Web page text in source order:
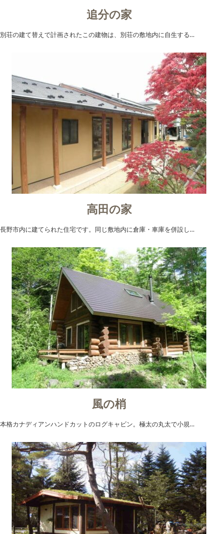
追分の家
別荘の建て替えで計画されたこの建物は、別荘の敷地内に自生する…
高田の家
長野市内に建てられた住宅です。同じ敷地内に倉庫・車庫を併設し…
風の梢
本格カナディアンハンドカットのログキャビン。極太の丸太で小規…